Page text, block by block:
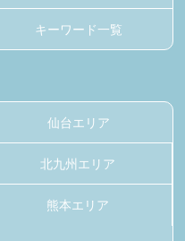
キーワード一覧
仙台エリア
北九州エリア
熊本エリア